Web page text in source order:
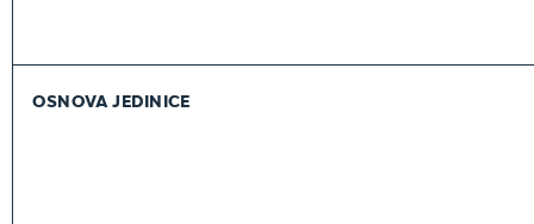
OSNOVA JEDINICE